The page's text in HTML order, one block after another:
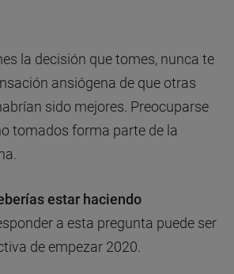
la decisión que tomes, nunca te
ansiógena de que otras
sido mejores. Preocuparse
tomados forma parte de la
estar haciendo
a esta pregunta puede ser
de empezar 2020.